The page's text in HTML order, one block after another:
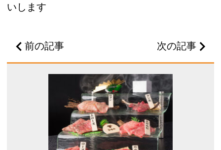
いします
前の記事 次の記事